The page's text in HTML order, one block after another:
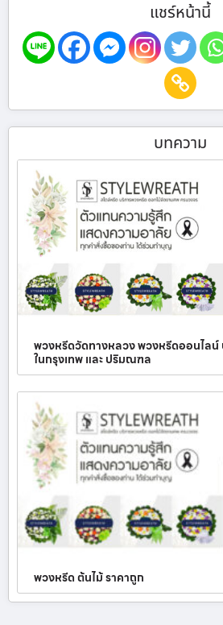
แชร์หน้านี้
บทความ
พวงหรีดวัดทางหลวง พวงหรีดออนไลน์
ในกรุงเทพ และ ปริมณฑล
พวงหรีด ต้นไม้ ราคาถูก